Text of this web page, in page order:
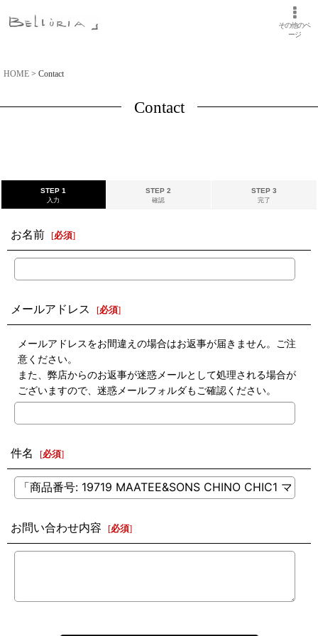
その他のペ
ージ
HOME > Contact
Contact
STEP 1
入力
STEP 2
確認
STEP 3
完了
お名前 [必須]
メールアドレス [必須]
メールアドレスをお間違えの場合はお返事が届きません。ご注
意ください。
また、弊店からのお返事が迷惑メールとして処理される場合が
ございますので、迷惑メールフォルダもご確認ください。
件名 [必須]
お問い合わせ内容 [必須]